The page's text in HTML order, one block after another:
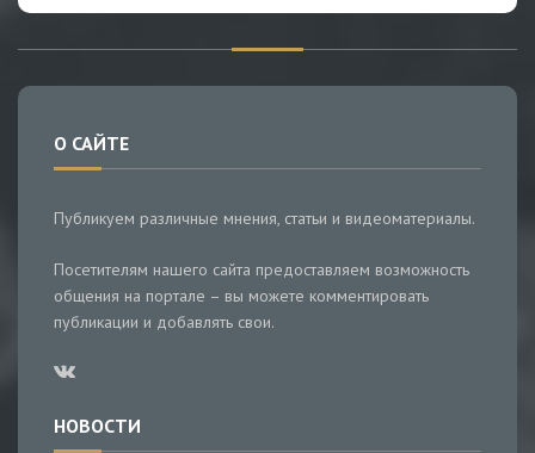
О САЙТЕ
Публикуем различные мнения, статьи и видеоматериалы.
Посетителям нашего сайта предоставляем возможность
общения на портале – вы можете комментировать
публикации и добавлять свои.
НОВОСТИ